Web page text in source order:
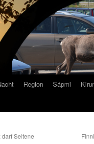
Region Sápmi
Seltene